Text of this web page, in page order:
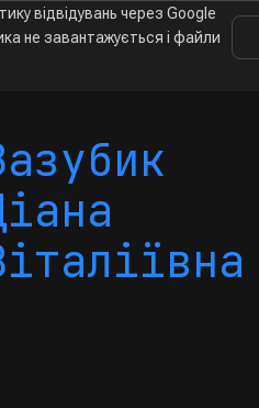
відвідувань через Google
не завантажується і файли